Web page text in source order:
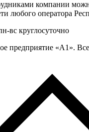
компании
любого оператора
вс круглосуточно
предприятие «А1».